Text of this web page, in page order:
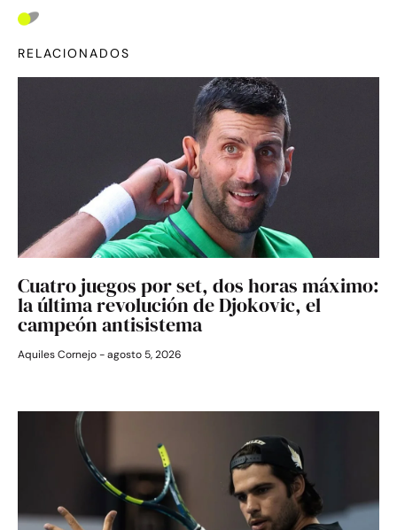
RELACIONADOS
Cuatro juegos por set, dos horas máximo:
la última revolución de Djokovic, el
campeón antisistema
Aquiles Cornejo agosto 5, 2026